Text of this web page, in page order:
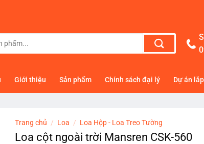
Giới thiệu Sản phẩm Chính sách đại lý Dự án
Trang chủ / Loa / Loa Hộp - Loa Treo Tường
Loa cột ngoài trời Mansren CSK-560